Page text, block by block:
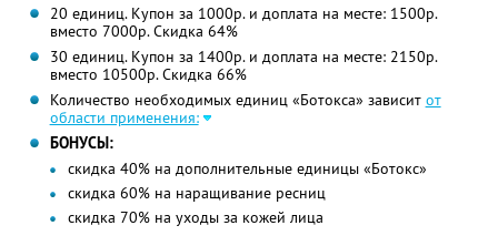
20 единиц. Купон за 1000р. и доплата на месте: 1500р.
вместо 7000р. Скидка 64%
30 единиц. Купон за 1400р. и доплата на месте: 2150р.
вместо 10500р.Скидка 66%
Количество необходимых единиц «Ботокса» зависит от
области применения:
БОНУСЫ:
скидка 40% на дополнительные единицы «Ботокс»
скидка 60% на наращивание ресниц
скидка 70% на уходы за кожей лица